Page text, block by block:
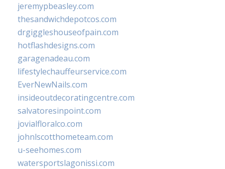
jeremypbeasley.com
thesandwichdepotcos.com
drgiggleshouseofpain.com
hotflashdesigns.com
garagenadeau.com
lifestylechauffeurservice.com
EverNewNails.com
insideoutdecoratingcentre.com
salvatoresinpoint.com
jovialfloralco.com
johnlscotthometeam.com
u-seehomes.com
watersportslagonissi.com